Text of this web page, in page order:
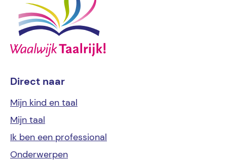
Direct naar
Mijn kind en taal
Mijn taal
Ik ben een professional
Onderwerpen